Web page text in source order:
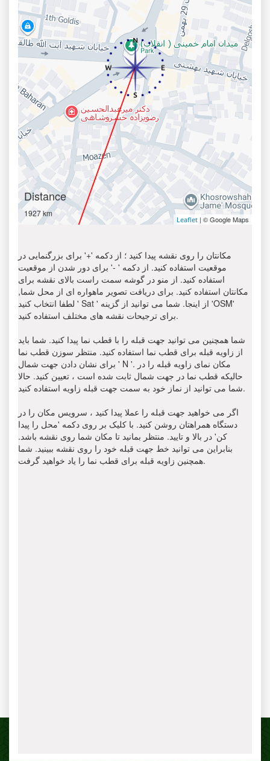
Distance
1927 km
Leaflet | © Google Maps
مکانتان را روی نقشه پیدا کنید ؛ از دکمه '+' برای بزرگنمایی در
موقعیت استفاده کنید. از دکمه ' -' برای دور شدن از موقعیت
استفاده کنید. از منو در گوشه سمت راست بالای نقشه برای
مکانتان استفاده کنید. برای دریافت تصویر ماهواره ای از محل شما,
لطفا انتخاب کنید ' Sat ' از اینجا. شما می توانید از گزینه 'OSM'
برای ترجیحات نقشه های مختلف استفاده کنید.
شما همچنین می توانید جهت قبله را با قطب نما پیدا کنید. شما باید
از زاویه قبله برای قطب نما استفاده کنید. منتظر سوزن قطب نما
برای نشان دادن جهت شمال ' N '. مکان نمای زاویه قبله را در
حالیکه قطب نما در جهت شمال ثابت شده است ، تعیین کنید. حالا
شما می توانید از نماز خود به سمت جهت قبله زاویه استفاده کنید.
اگر می خواهید جهت قبله را عملا پیدا کنید ، سرویس مکان را در
دستگاه همراهتان روشن کنید. با کلیک بر روی دکمه 'محل را پیدا
کن' در بالا و تایید. منتظر بمانید تا مکان شما روی نقشه باشد.
بنابراین می توانید خط جهت قبله خود را روی نقشه ببینید. شما
همچنین زاویه قبله برای قطب نما را یاد خواهید گرفت.